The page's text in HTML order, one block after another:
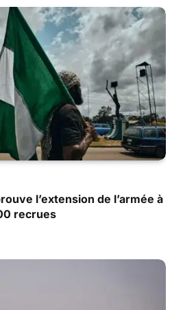
l’extension de l’armée à
recrues